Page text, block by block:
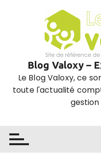
Blog Valoxy –
Le Blog Valoxy, ce
toute l'actualité